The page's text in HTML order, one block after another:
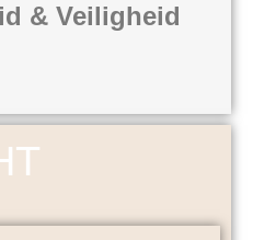
& Veiligheid